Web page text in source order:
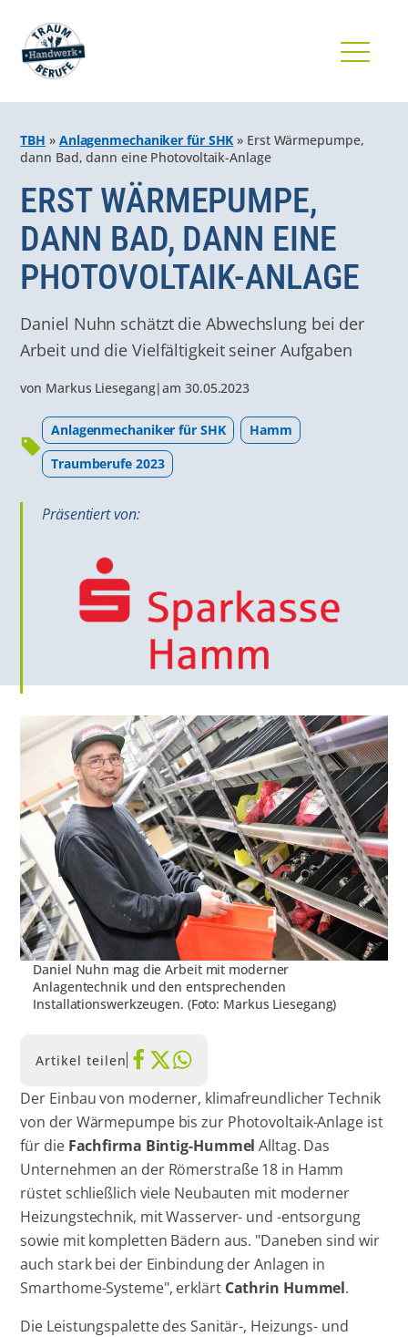
TBH » Anlagenmechaniker für SHK » Erst Wärmepumpe,
dann Bad, dann eine Photovoltaik-Anlage
ERST WÄRMEPUMPE,
DANN BAD, DANN EINE
PHOTOVOLTAIK-ANLAGE
Daniel Nuhn schätzt die Abwechslung bei der
Arbeit und die Vielfältigkeit seiner Aufgaben
von Markus Liesegang|am30.05.2023
Anlagenmechaniker für SHK
Hamm
Traumberufe 2023
Präsentiert von:
Daniel Nuhn mag die Arbeit mit moderner
Anlagentechnik und den entsprechenden
Installationswerkzeugen. (Foto: Markus Liesegang)
Artikel teilen
Der Einbau von moderner, klimafreundlicher Technik
von der Wärmepumpe bis zur Photovoltaik-Anlage ist
für die Fachfirma Bintig-Hummel Alltag. Das
Unternehmen an der Römerstraße 18 in Hamm
rüstet schließlich viele Neubauten mit moderner
Heizungstechnik, mit Wasserver- und -entsorgung
sowie mit kompletten Bädern aus. "Daneben sind wir
auch stark bei der Einbindung der Anlagen in
Smarthome-Systeme", erklärt Cathrin Hummel.
Die Leistungspalette des Sanitär-, Heizungs- und